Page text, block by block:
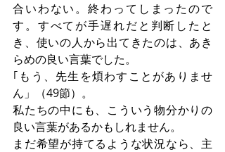
合いわない。終わってしまったので
す。すべてが手遅れだと判断したと
き、使いの人から出てきたのは、あき
らめの良い言葉でした。
｢もう、先生を煩わすことがありませ
ん」（49節）。
私たちの中にも、こういう物分かりの
良い言葉があるかもしれません。
まだ希望が持てるような状況なら、主